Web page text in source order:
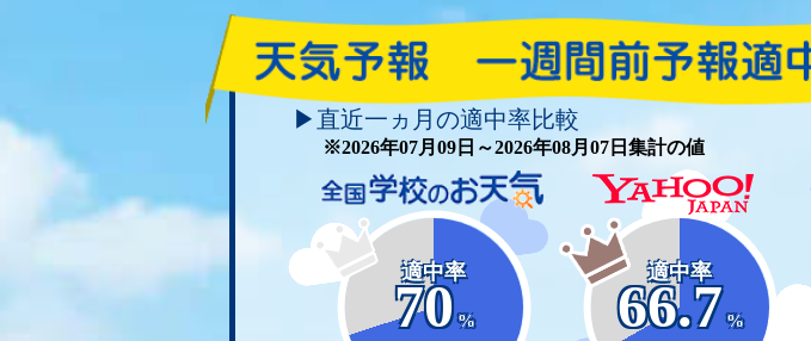
▶直近一ヵ月の適中率比較
※2026年07月09日～2026年08月07日集計の値
適中率
70
%
適中率
66.7
%